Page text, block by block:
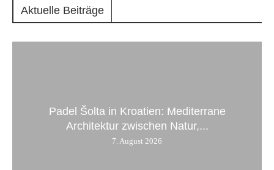
Aktuelle Beiträge
Padel Šolta in Kroatien: Mediterrane
Architektur zwischen Natur,...
7. August 2026